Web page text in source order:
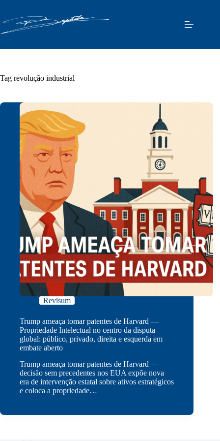
o
conteúdo
Tag revolução industrial
Revisum
Trump ameaça tomar patentes de Harvard —
Propriedade Intelectual no centro da disputa
global: público, privado, direita e esquerda em
embate aberto
Trump ameaça tomar patentes de Harvard —
decisão sem precedentes nos EUA expõe nova
era de intervenção estatal sobre ativos estratégicos
e coloca a propriedade…